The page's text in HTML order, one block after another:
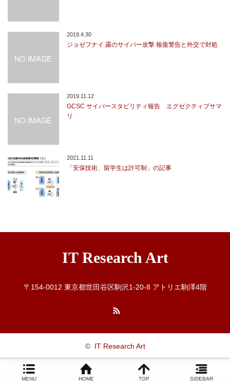
2019.4.30
ジョゼフナイ 露のサイバー攻撃 報復警告と外交で対処
2019.11.12
GCSC サイバースタビリティ報告 エグゼクティブサマ
リ
2021.11.11
「安保技術、留学生は許可制」の記事
IT Research Art
〒154-0012 東京都世田谷区駒沢1-20-8 アトリエ駒澤4階
MENU HOME TOP SIDEBAR
© IT Research Art